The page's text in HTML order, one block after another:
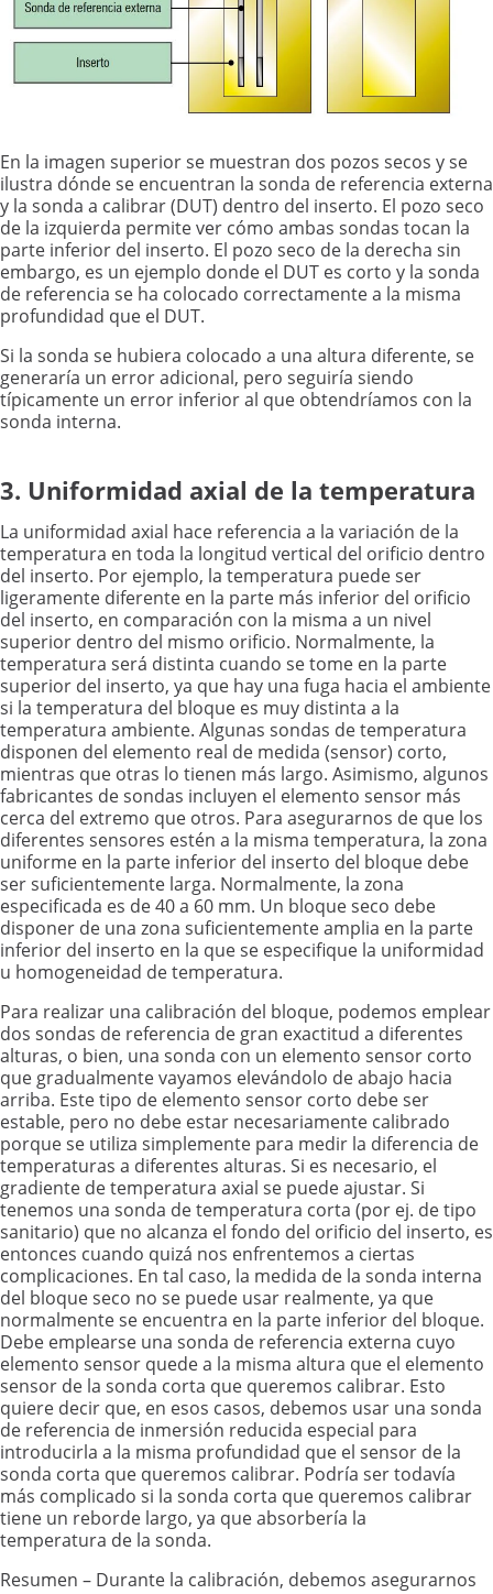
En la imagen superior se muestran dos pozos secos y se
ilustra dónde se encuentran la sonda de referencia externa
y la sonda a calibrar (DUT) dentro del inserto. El pozo seco
de la izquierda permite ver cómo ambas sondas tocan la
parte inferior del inserto. El pozo seco de la derecha sin
embargo, es un ejemplo donde el DUT es corto y la sonda
de referencia se ha colocado correctamente a la misma
profundidad que el DUT.
Si la sonda se hubiera colocado a una altura diferente, se
generaría un error adicional, pero seguiría siendo
típicamente un error inferior al que obtendríamos con la
sonda interna.
3. Uniformidad axial de la temperatura
La uniformidad axial hace referencia a la variación de la
temperatura en toda la longitud vertical del orificio dentro
del inserto. Por ejemplo, la temperatura puede ser
ligeramente diferente en la parte más inferior del orificio
del inserto, en comparación con la misma a un nivel
superior dentro del mismo orificio. Normalmente, la
temperatura será distinta cuando se tome en la parte
superior del inserto, ya que hay una fuga hacia el ambiente
si la temperatura del bloque es muy distinta a la
temperatura ambiente. Algunas sondas de temperatura
disponen del elemento real de medida (sensor) corto,
mientras que otras lo tienen más largo. Asimismo, algunos
fabricantes de sondas incluyen el elemento sensor más
cerca del extremo que otros. Para asegurarnos de que los
diferentes sensores estén a la misma temperatura, la zona
uniforme en la parte inferior del inserto del bloque debe
ser suficientemente larga. Normalmente, la zona
especificada es de 40 a 60 mm. Un bloque seco debe
disponer de una zona suficientemente amplia en la parte
inferior del inserto en la que se especifique la uniformidad
u homogeneidad de temperatura.
Para realizar una calibración del bloque, podemos emplear
dos sondas de referencia de gran exactitud a diferentes
alturas, o bien, una sonda con un elemento sensor corto
que gradualmente vayamos elevándolo de abajo hacia
arriba. Este tipo de elemento sensor corto debe ser
estable, pero no debe estar necesariamente calibrado
porque se utiliza simplemente para medir la diferencia de
temperaturas a diferentes alturas. Si es necesario, el
gradiente de temperatura axial se puede ajustar. Si
tenemos una sonda de temperatura corta (por ej. de tipo
sanitario) que no alcanza el fondo del orificio del inserto, es
entonces cuando quizá nos enfrentemos a ciertas
complicaciones. En tal caso, la medida de la sonda interna
del bloque seco no se puede usar realmente, ya que
normalmente se encuentra en la parte inferior del bloque.
Debe emplearse una sonda de referencia externa cuyo
elemento sensor quede a la misma altura que el elemento
sensor de la sonda corta que queremos calibrar. Esto
quiere decir que, en esos casos, debemos usar una sonda
de referencia de inmersión reducida especial para
introducirla a la misma profundidad que el sensor de la
sonda corta que queremos calibrar. Podría ser todavía
más complicado si la sonda corta que queremos calibrar
tiene un reborde largo, ya que absorbería la
temperatura de la sonda.
Resumen – Durante la calibración, debemos asegurarnos